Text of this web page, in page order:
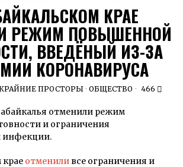
КРАЕ
РЕЖИМ ПОВЫШЕННОЙ
ВВЕДЁНЫЙ ИЗ-ЗА
КОРОНАВИРУСА
ПРОСТОРЫ · ОБЩЕСТВО 466
отменили режим
и ограничения
инфекции.
крае отменили все ограничения и